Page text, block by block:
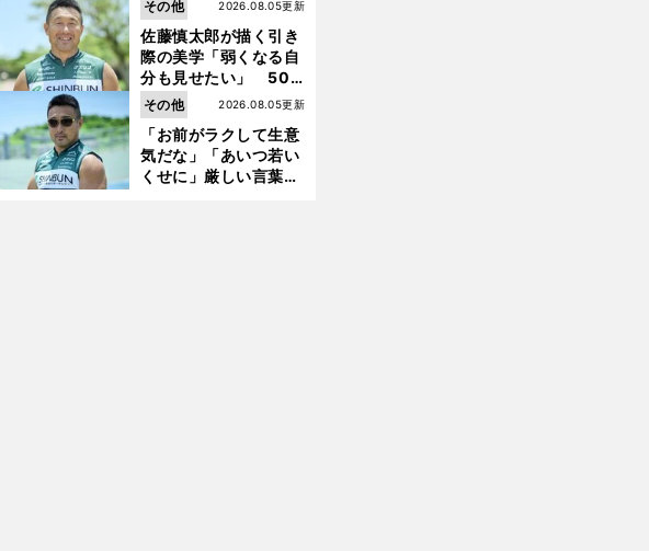
期の設楽兄弟も受賞で
きなかった金栗杯に輝
く
佐藤慎太郎が描く引き
際の美学「弱くなる自
分も見せたい」 50
代の競輪人生に影響を
与える伏見俊昭の死に
も言及
2026.08.05更新
その他
「お前がラクして生意
気だな」「あいつ若い
くせに」厳しい言葉を
2026.08.05更新
その他